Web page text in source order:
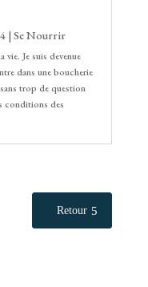
| Se Nourrir
vie. Je suis devenue
dans une boucherie
sans trop de question
conditions des
Retour